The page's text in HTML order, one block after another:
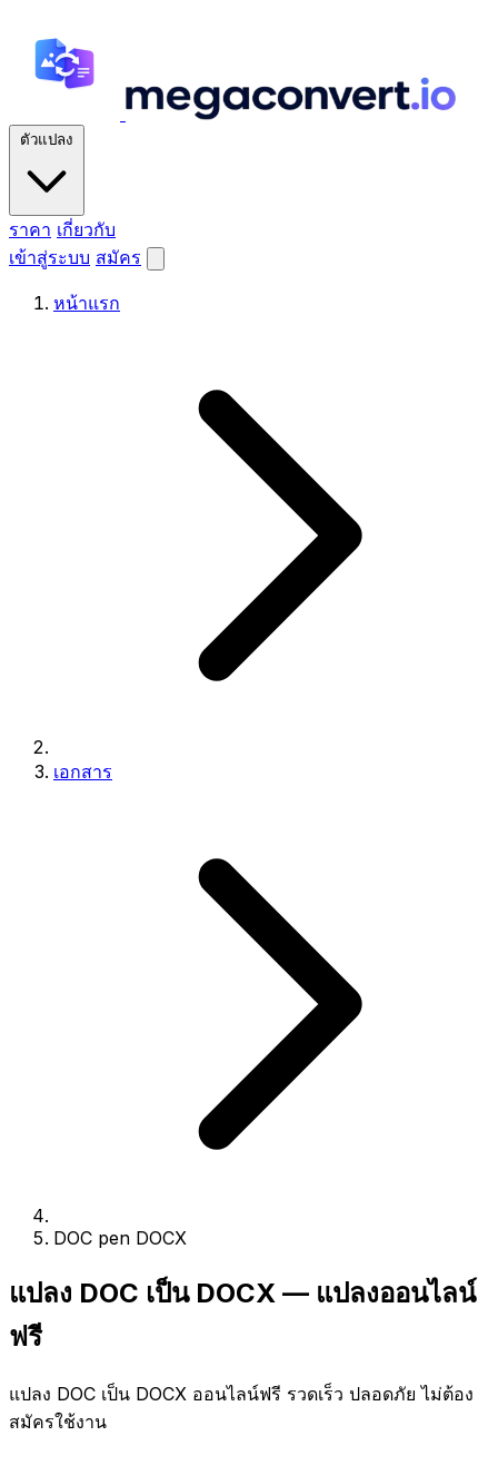
ตัวแปลง
ราคา เกี่ยวกับ
เข้าสู่ระบบ สมัคร
หน้าแรก
เอกสาร
DOC pen DOCX
แปลง DOC เป็น DOCX — แปลงออนไลน์
ฟรี
แปลง DOC เป็น DOCX ออนไลน์ฟรี รวดเร็ว ปลอดภัย ไม่ต้อง
สมัครใช้งาน